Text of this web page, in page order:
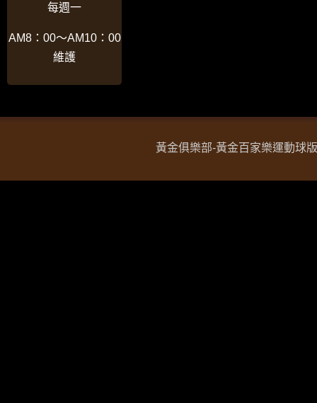
每週一
AM8：00〜AM10：00
維護
黃金俱樂部-黃金百家樂運動球